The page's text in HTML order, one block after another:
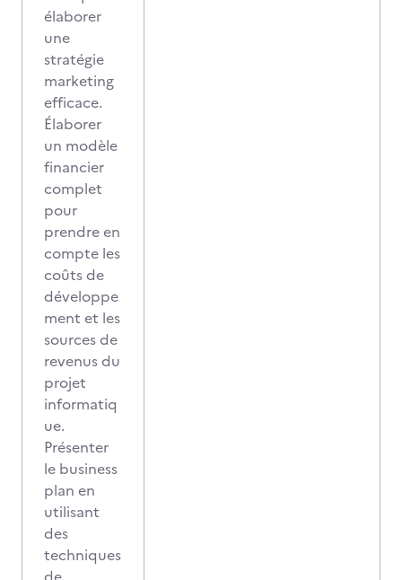
élaborer
une
stratégie
marketing
efficace.
Élaborer
un modèle
financier
complet
pour
prendre en
compte les
coûts de
développe
ment et les
sources de
revenus du
projet
informatiq
ue.
Présenter
le business
plan en
utilisant
des
techniques